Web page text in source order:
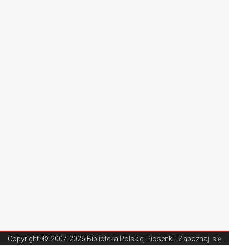
Copyright © 2007-2026 Biblioteka Polskiej Piosenki . Zapoznaj się